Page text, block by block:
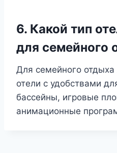
6. Какой тип
для семейного
Для семейного
отели с удобствами
бассейны, игровые
анимационные